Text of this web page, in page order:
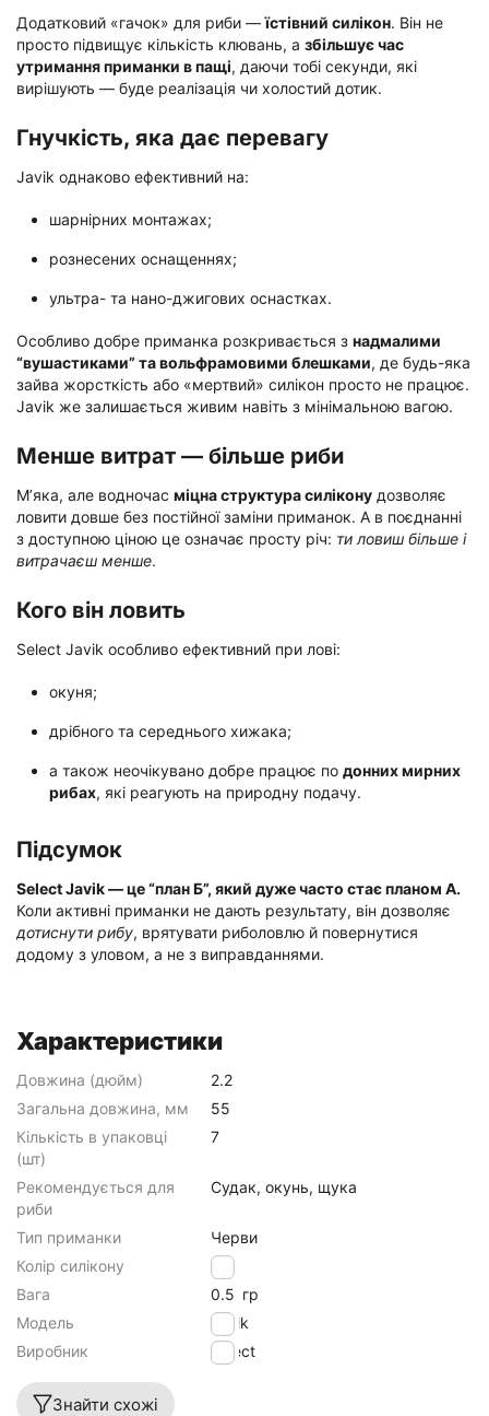
Додатковий «гачок» для риби —їстівний силікон. Він не
просто підвищує кількість клювань, а збільшує час
утримання приманки в пащі, даючи тобі секунди, які
вирішують — буде реалізація чи холостий дотик.
Гнучкість, яка дає перевагу
Javik однаково ефективний на:
шарнірних монтажах;
рознесених оснащеннях;
ультра- та нано-джигових оснастках.
Особливо добре приманка розкривається з надмалими
“вушастиками” та вольфрамовими блешками, де будь-яка
зайва жорсткість або «мертвий» силікон просто не працює.
Javik же залишається живим навіть з мінімальною вагою.
Менше витрат — більше риби
М’яка, але водночас міцна структура силікону дозволяє
ловити довше без постійної заміни приманок. А в поєднанні
з доступною ціною це означає просту річ: ти ловиш більше і
витрачаєш менше.
Кого він ловить
Select Javik особливо ефективний при лові:
окуня;
дрібного та середнього хижака;
а також неочікувано добре працює по донних мирних
рибах, які реагують на природну подачу.
Підсумок
Select Javik — це “план Б”, який дуже часто стає планом А.
Коли активні приманки не дають результату, він дозволяє
дотиснути рибу, врятувати риболовлю й повернутися
додому з уловом, а не з виправданнями.
Характеристики
Довжина (дюйм)
2.2
Загальна довжина, мм
55
Кількість в упаковці
(шт)
7
Рекомендується для
риби
Судак, окунь, щука
Тип приманки
Черви
Колір силікону
888
Вага
0.5 гр
Модель
Javik
Виробник
Select
Знайти схожі